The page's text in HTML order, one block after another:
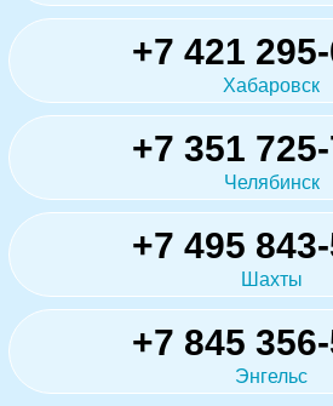
+7 421
Хабаровск
+7 351
Челябинск
+7 495
Шахты
+7 845
Энгельс